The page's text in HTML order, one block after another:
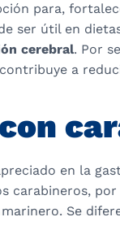
para,
ser útil en
cerebral. Por
a
en la
carabineros, por
Se
sabor a